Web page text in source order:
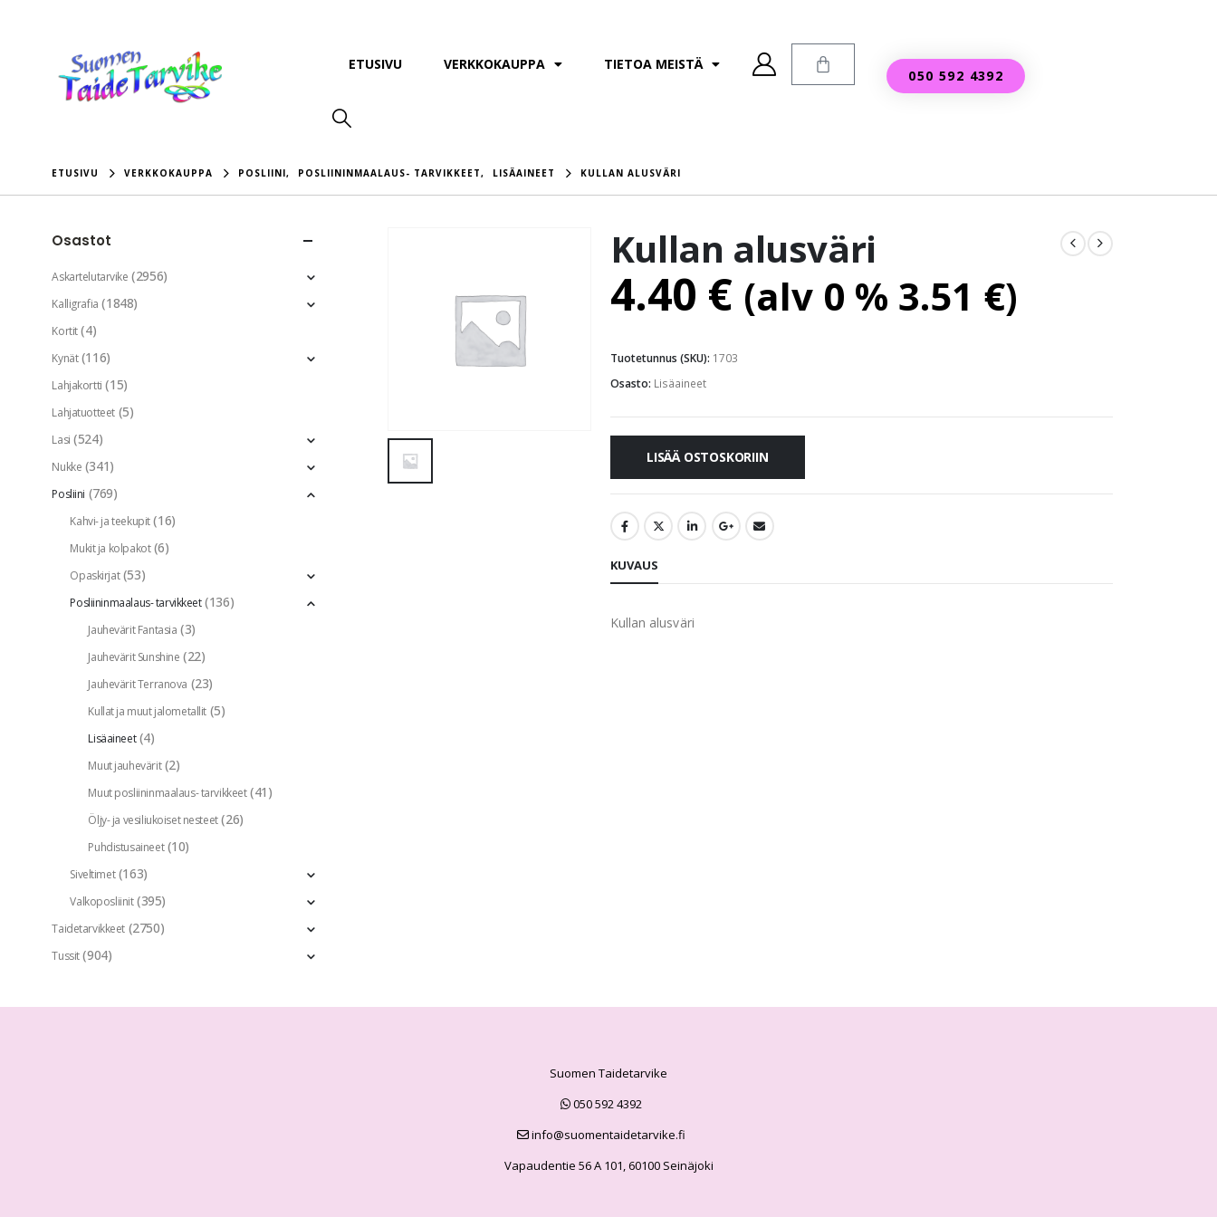
ETUSIVU VERKKOKAUPPA TIETOA MEISTÄ
050 592 4392
ETUSIVU VERKKOKAUPPA POSLIINI, POSLIININMAALAUS- TARVIKKEET, LISÄAINEET KULLAN ALUSVÄRI
Kullan alusväri
4.40 € (alv 0 % 3.51 €)
Tuotetunnus (SKU): 1703
Osasto: Lisäaineet
LISÄÄ OSTOSKORIIN
KUVAUS
Kullan alusväri
Osastot
Askartelutarvike (2956)
Kalligrafia (1848)
Kortit (4)
Kynät (116)
Lahjakortti (15)
Lahjatuotteet (5)
Lasi (524)
Nukke (341)
Posliini (769)
Kahvi- ja teekupit (16)
Mukit ja kolpakot (6)
Opaskirjat (53)
Posliininmaalaus- tarvikkeet (136)
Jauhevärit Fantasia (3)
Jauhevärit Sunshine (22)
Jauhevärit Terranova (23)
Kullat ja muut jalometallit (5)
Lisäaineet (4)
Muut jauhevärit (2)
Muut posliininmaalaus- tarvikkeet (41)
Öljy- ja vesiliukoiset nesteet (26)
Puhdistusaineet (10)
Siveltimet (163)
Valkoposliinit (395)
Taidetarvikkeet (2750)
Tussit (904)
Suomen Taidetarvike
050 592 4392
info@suomentaidetarvike.fi
Vapaudentie 56 A 101, 60100 Seinäjoki